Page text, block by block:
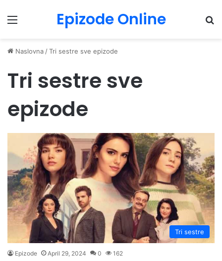
Menu Epizode Online
Naslovna /Tri sestre sve epizode
Tri sestre sve
epizode
Tri sestre
Epizode April 29, 2024 0 162